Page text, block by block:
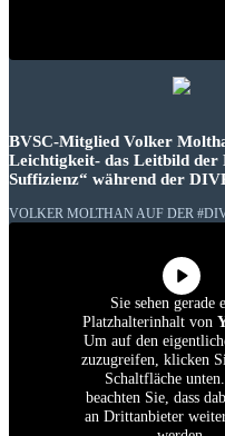
BVSC-Mitglied Volker
Leichtigkeit- das Leitbild der
Suffizienz“ während der
VOLKER MOLTHAN AUF DER
Sie sehen gerade
Platzhalterinhalt von
Um auf den
zuzugreifen, klicken
Schaltfläche
beachten Sie, dass
an Drittanbieter